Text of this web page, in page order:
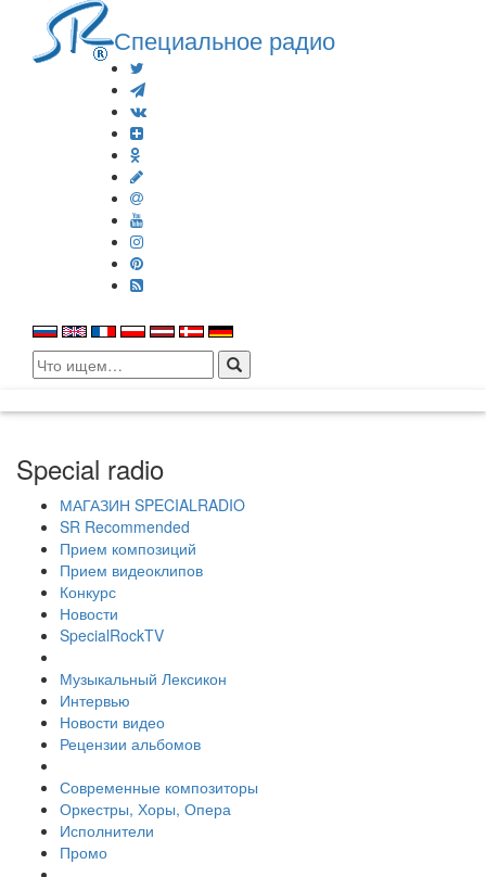
Специальное радио
Search
for:
Special radio
МАГАЗИН SPECIALRADIO
SR Recommended
Прием композиций
Прием видеоклипов
Конкурс
Новости
SpecialRockTV
Музыкальный Лексикон
Интервью
Новости видео
Рецензии альбомов
Современные композиторы
Оркестры, Хоры, Опера
Исполнители
Промо